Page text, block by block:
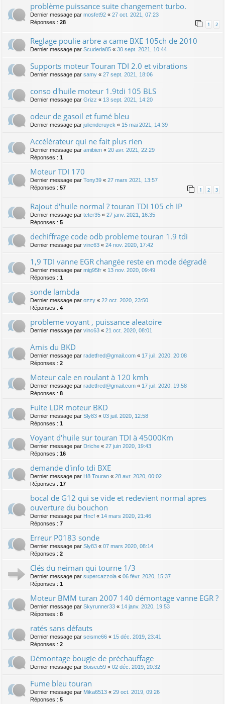
problème puissance suite changement turbo.
Dernier message par mosfet92 « 27 oct. 2021, 07:23
Réponses : 28 1 2
Reglage poulie arbre a came BXE 105ch de 2010
Dernier message par Scuderia85 « 30 sept. 2021, 10:44
Supports moteur Touran TDI 2.0 et vibrations
Dernier message par samy « 27 sept. 2021, 18:06
conso d'huile moteur 1.9tdi 105 BLS
Dernier message par Grizz « 13 sept. 2021, 14:20
odeur de gasoil et fumé bleu
Dernier message par julienderuyck « 15 mai 2021, 14:39
Accélérateur qui ne fait plus rien
Dernier message par amibien « 20 avr. 2021, 22:29
Réponses : 1
Moteur TDI 170
Dernier message par Tony39 « 27 mars 2021, 13:57
Réponses : 57 1 2 3
Rajout d'huile normal ? touran TDI 105 ch IP
Dernier message par teter35 « 27 janv. 2021, 16:35
Réponses : 5
dechiffrage code odb probleme touran 1.9 tdi
Dernier message par vinc63 « 24 nov. 2020, 17:42
1,9 TDI vanne EGR changée reste en mode dégradé
Dernier message par mig95fr « 13 nov. 2020, 09:49
Réponses : 1
sonde lambda
Dernier message par ozzy « 22 oct. 2020, 23:50
Réponses : 4
probleme voyant , puissance aleatoire
Dernier message par vinc63 « 21 oct. 2020, 08:01
Amis du BKD
Dernier message par radetfred@gmail.com « 17 juil. 2020, 20:08
Réponses : 2
Moteur cale en roulant à 120 kmh
Dernier message par radetfred@gmail.com « 17 juil. 2020, 19:58
Réponses : 8
Fuite LDR moteur BKD
Dernier message par Sly83 « 03 juil. 2020, 12:58
Réponses : 1
Voyant d'huile sur touran TDI à 45000Km
Dernier message par Driche « 27 juin 2020, 19:43
Réponses : 16
demande d'info tdi BXE
Dernier message par H8 Touran « 28 avr. 2020, 00:02
Réponses : 17
bocal de G12 qui se vide et redevient normal apres
ouverture du bouchon
Dernier message par Hncf « 14 mars 2020, 21:46
Réponses : 7
Erreur P0183 sonde
Dernier message par Sly83 « 07 mars 2020, 08:14
Réponses : 2
Clés du neiman qui tourne 1/3
Dernier message par supercazzola « 06 févr. 2020, 15:37
Réponses : 1
Moteur BMM turan 2007 140 démontage vanne EGR ?
Dernier message par Skyrunner33 « 14 janv. 2020, 19:53
Réponses : 8
ratés sans défauts
Dernier message par seisme66 « 15 déc. 2019, 23:41
Réponses : 2
Démontage bougie de préchauffage
Dernier message par Boiseu59 « 02 déc. 2019, 20:32
Fume bleu touran
Dernier message par Mika6513 « 29 oct. 2019, 09:26
Réponses : 5